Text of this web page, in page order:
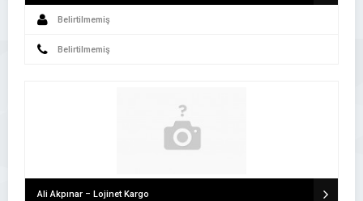
Belirtilmemiş
Belirtilmemiş
Ali Akpınar – Lojinet Kargo